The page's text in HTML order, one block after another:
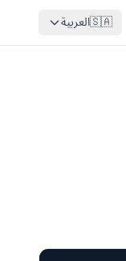
🇸🇦العربية